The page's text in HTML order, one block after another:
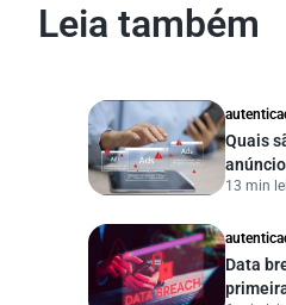
Leia também
Quais
13 min
Data